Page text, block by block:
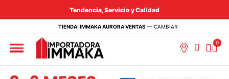
Tendencia, Servicio y Calidad
TIENDA: IMMAKA AURORA VENTAS — CAMBIAR